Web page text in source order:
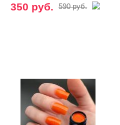
350 руб. 590 руб.